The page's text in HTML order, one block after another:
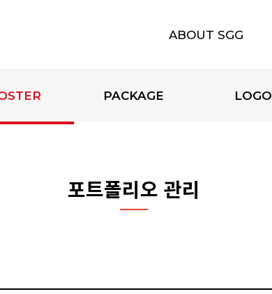
ABOUT SGG
PACKAGE LOGO
포트폴리오 관리